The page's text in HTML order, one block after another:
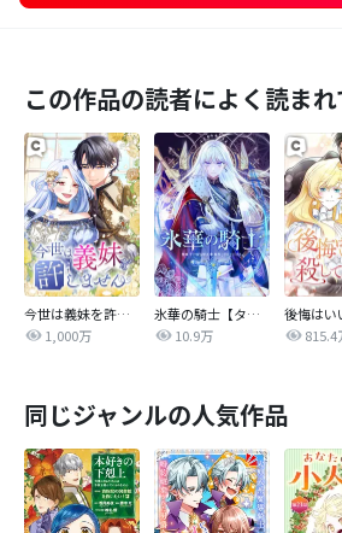
この作品の読者によく読ま
今世は義妹を許しません
1,000万
氷華の騎士【タテヨミ】
10.9万
815.4
同じジャンルの人気作品